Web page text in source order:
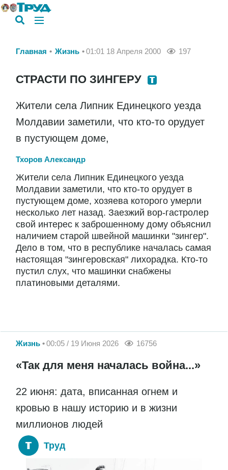
Главная Жизнь 01:01 18 Апреля 2000 197
СТРАСТИ ПО ЗИНГЕРУ
Жители села Липник Единецкого уезда
Молдавии заметили, что кто-то орудует
в пустующем доме,
Тхоров Александр
Жители села Липник Единецкого уезда
Молдавии заметили, что кто-то орудует в
пустующем доме, хозяева которого умерли
несколько лет назад. Заезжий вор-гастролер
свой интерес к заброшенному дому объяснил
наличием старой швейной машинки "зингер".
Дело в том, что в республике началась самая
настоящая "зингеровская" лихорадка. Кто-то
пустил слух, что машинки снабжены
платиновыми деталями.
Жизнь 00:05 / 19 Июня 2026 16756
«Так для меня началась война...»
22 июня: дата, вписанная огнем и
кровью в нашу историю и в жизни
миллионов людей
Труд